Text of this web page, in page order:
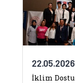
22.05.2026
İklim Dostu